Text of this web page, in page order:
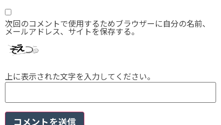
次回のコメントで使用するためブラウザーに自分の名前、
メールアドレス、サイトを保存する。
上に表示された文字を入力してください。